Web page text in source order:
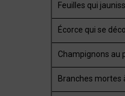
Feuilles qui
Écorce qui se
Champignons au
Branches mortes